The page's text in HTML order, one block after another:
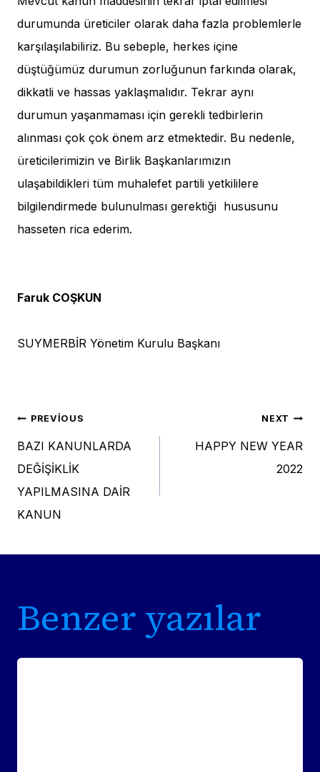
durumunda üreticiler olarak daha fazla problemlerle
karşılaşılabiliriz. Bu sebeple, herkes içine
düştüğümüz durumun zorluğunun farkında olarak,
dikkatli ve hassas yaklaşmalıdır. Tekrar aynı
durumun yaşanmaması için gerekli tedbirlerin
alınması çok çok önem arz etmektedir. Bu nedenle,
üreticilerimizin ve Birlik Başkanlarımızın
ulaşabildikleri tüm muhalefet partili yetkililere
bilgilendirmede bulunulması gerektiği hususunu
hasseten rica ederim.
Faruk COŞKUN
SUYMERBİR Yönetim Kurulu Başkanı
Yazı
gezinmesi
PREVIOUS
BAZI KANUNLARDA
DEĞİŞİKLİK
YAPILMASINA DAİR
KANUN
NEXT
HAPPY NEW YEAR
2022
Benzer yazılar